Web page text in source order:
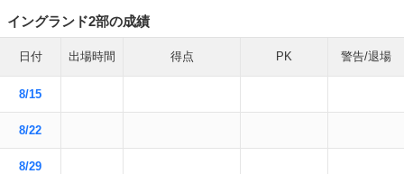
イングランド2部の成績
日付 出場時間 得点 PK 警告/退場
8/15
8/22
8/29